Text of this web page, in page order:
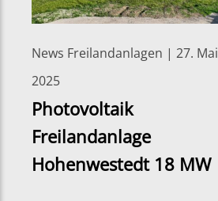
News Freilandanlagen | 27. Mai
2025
Photovoltaik
Freilandanlage
Hohenwestedt 18 MW